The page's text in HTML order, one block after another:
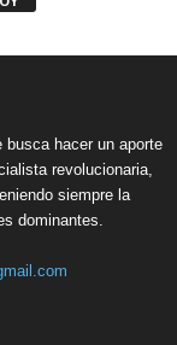
busca hacer un aporte
revolucionaria,
siempre la
dominantes.